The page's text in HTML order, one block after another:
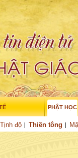
PHẬT HỌC
Tịnh độ Thiền tông
CỨU